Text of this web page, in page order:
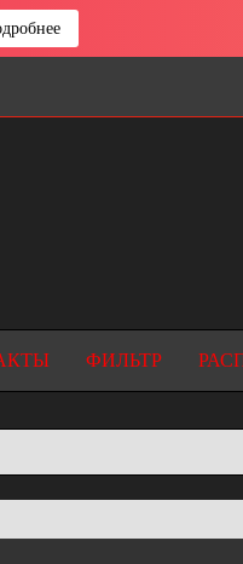
ФИЛЬТР